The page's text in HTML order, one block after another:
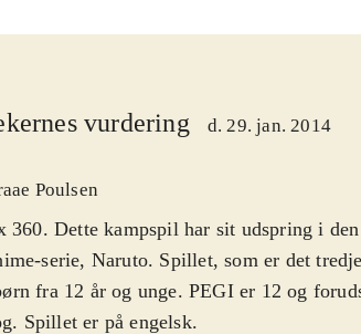
vurdering d. 29. jan. 2014
Poulsen
360. Dette kampspil har sit udspring i
serie, Naruto. Spillet, som er det
fra 12 år og unge. PEGI er 12 og
Spillet er på engelsk.